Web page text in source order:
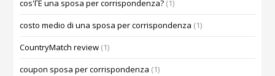
cos'ГЁ una sposa per corrispondenza? (1)
costo medio di una sposa per corrispondenza (1)
CountryMatch review (1)
coupon sposa per corrispondenza (1)